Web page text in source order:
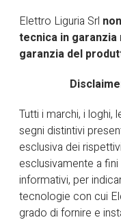
Elettro Liguria Srl
tecnica in
garanzia del
Tutti i marchi, i loghi,
segni distintivi
esclusiva dei
esclusivamente a
informativi, per
tecnologie con cui
grado di fornire e